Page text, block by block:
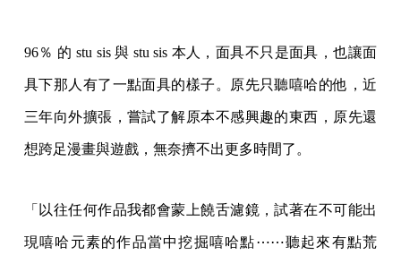
96％ 的 stu sis 與 stu sis 本人，面具不只是面具，也讓面
具下那人有了一點面具的樣子。原先只聽嘻哈的他，近
三年向外擴張，嘗試了解原本不感興趣的東西，原先還
想跨足漫畫與遊戲，無奈擠不出更多時間了。
「以往任何作品我都會蒙上饒舌濾鏡，試著在不可能出
現嘻哈元素的作品當中挖掘嘻哈點⋯⋯聽起來有點荒